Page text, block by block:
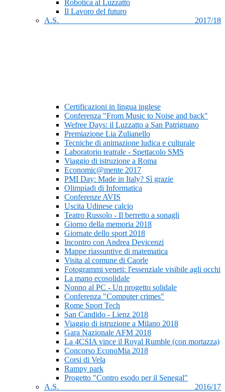
Robotica al Luzzatto
Il Lavoro del futuro
A.S. 2017/18
Certificazioni in lingua inglese
Conferenza "From Music to Noise and back"
Wefree Days: il Luzzatto a San Patrignano
Premiazione Lia Zulianello
Tecniche di animazione ludica e culturale
Laboratorio teatrale - Spettacolo SMS
Viaggio di istruzione a Roma
Economic@mente 2017
PMI Day: Made in Italy? Sì grazie
Olimpiadi di Informatica
Conferenze AVIS
Uscita Udinese calcio
Teatro Russolo - Il berretto a sonagli
Giorno della memoria 2018
Giornate dello sport 2018
Incontro con Andrea Devicenzi
Mappe riassuntive di matematica
Visita al comune di Caorle
Fotogrammi veneti: l'essenziale visibile agli occhi
La mano ecosolidale
Nonno al PC - Un progetto solidale
Conferenza "Computer crimes"
Rome Sport Tech
San Candido - Lienz 2018
Viaggio di istruzione a Milano 2018
Gara Nazionale AFM 2018
La 4CSIA vince il Royal Rumble (con mortazza)
Concorso EconoMia 2018
Corsi di Vela
Rampy park
Progetto "Contro esodo per il Senegal"
A.S. 2016/17